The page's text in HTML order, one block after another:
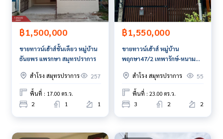
**เรามีบริการจัดสินเชื่อให้ฟรี พร้อมยินดีให้คำปรึกษา มีให้เลือกทุ
กธนาคาร**
**พร้อมอัตราดอกเบี้ยพิเศษ และ วงเงินสูงสุด 90-100% ของราคา
สนใจสอบถามข้อมูลเพิ่มเติม หรือ นัดชมบ้านได้ที่
Tel :0895089339
แก้ว (รหัสตัวแทน 7392)
Line ID : proniran
Tel :0817735239 ปอย (รหัสตัวแทน 7392-1)
Line ID : poyja14
฿1,500,000
ขายทาวน์เฮ้าส์ชั้นเดียว หมู่บ้าน
ธันยพร แพรกษา สมุทรปราการ
สำโรง สมุทรปราการ 257
พื้นที่ : 17.00 ตร.ว.
2 1 1
฿1,550,000
ขายทาวน์เฮ้าส์ หมู่บ้าน
พฤกษา47/2 เทพารักษ์-หนาม
สำโรง สมุทรปราการ
55
พื้นที่ : 23.00 ตร.ว.
3 2 2